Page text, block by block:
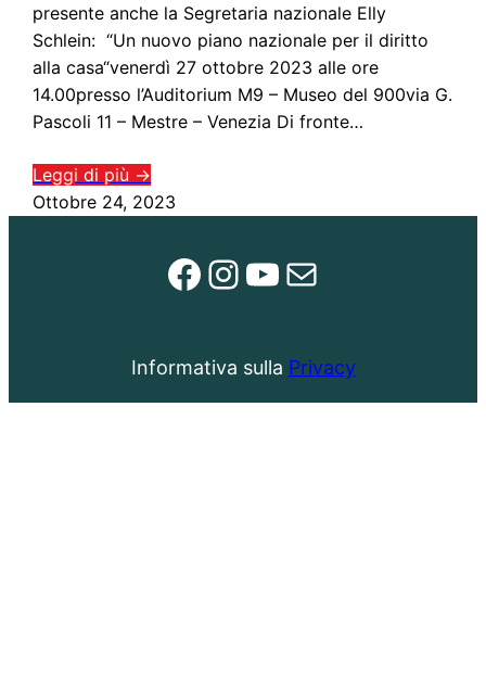
presente anche la Segretaria nazionale Elly
Schlein: “Un nuovo piano nazionale per il diritto
alla casa“venerdì 27 ottobre 2023 alle ore
14.00presso l’Auditorium M9 – Museo del 900via G.
Pascoli 11 – Mestre – Venezia Di fronte…
Leggi di più →
Ottobre 24, 2023
Facebook Instagram YouTube Email
Informativa sulla Privacy